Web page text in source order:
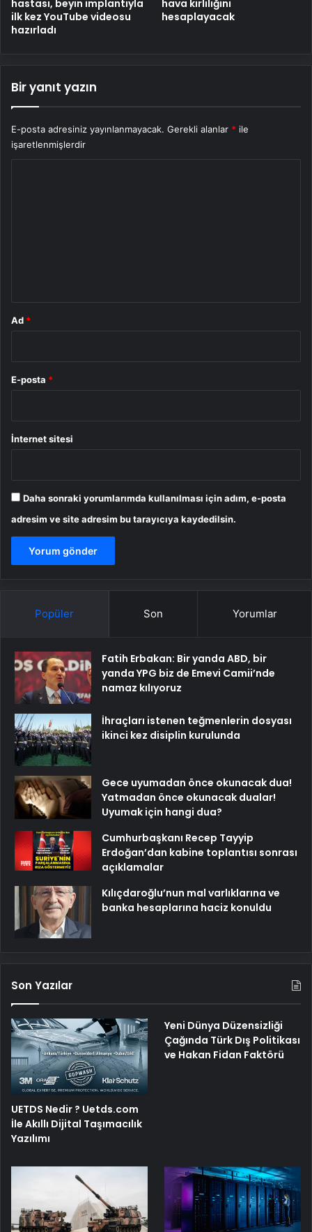
hastası, beyin implantıyla
ilk kez YouTube videosu
hazırladı
hava kirliliğini
hesaplayacak
Bir yanıt yazın
E-posta adresiniz yayınlanmayacak. Gerekli alanlar * ile
işaretlenmişlerdir
Ad *
E-posta *
İnternet sitesi
Daha sonraki yorumlarımda kullanılması için adım, e-posta
adresim ve site adresim bu tarayıcıya kaydedilsin.
Popüler Son Yorumlar
Fatih Erbakan: Bir yanda ABD, bir
yanda YPG biz de Emevi Camii’nde
namaz kılıyoruz
İhraçları istenen teğmenlerin dosyası
ikinci kez disiplin kurulunda
Gece uyumadan önce okunacak dua!
Yatmadan önce okunacak dualar!
Uyumak için hangi dua?
Cumhurbaşkanı Recep Tayyip
Erdoğan’dan kabine toplantısı sonrası
açıklamalar
Kılıçdaroğlu’nun mal varlıklarına ve
banka hesaplarına haciz konuldu
Son Yazılar
UETDS Nedir ? Uetds.com
İle Akıllı Dijital Taşımacılık
Yazılımı
Yeni Dünya Düzensizliği
Çağında Türk Dış Politikası
ve Hakan Fidan Faktörü